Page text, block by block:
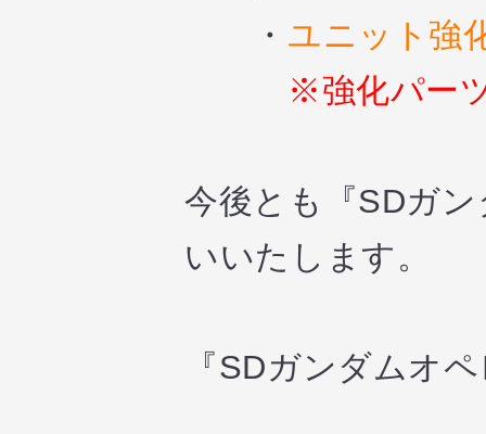
・ ユニット強
※強化パー
今後とも『SDガ
いいたします。
『SDガンダムオ